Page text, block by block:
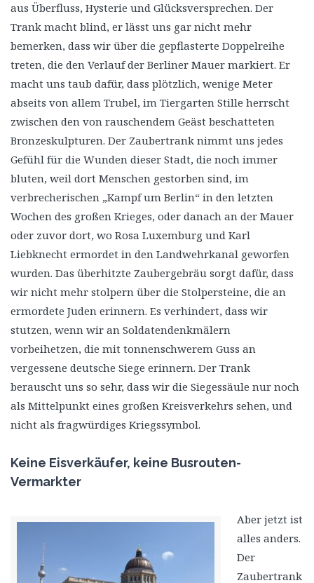
aus Überfluss, Hysterie und Glücksversprechen. Der
Trank macht blind, er lässt uns gar nicht mehr
bemerken, dass wir über die gepflasterte Doppelreihe
treten, die den Verlauf der Berliner Mauer markiert. Er
macht uns taub dafür, dass plötzlich, wenige Meter
abseits von allem Trubel, im Tiergarten Stille herrscht
zwischen den von rauschendem Geäst beschatteten
Bronzeskulpturen. Der Zaubertrank nimmt uns jedes
Gefühl für die Wunden dieser Stadt, die noch immer
bluten, weil dort Menschen gestorben sind, im
verbrecherischen „Kampf um Berlin“ in den letzten
Wochen des großen Krieges, oder danach an der Mauer
oder zuvor dort, wo Rosa Luxemburg und Karl
Liebknecht ermordet in den Landwehrkanal geworfen
wurden. Das überhitzte Zaubergebräu sorgt dafür, dass
wir nicht mehr stolpern über die Stolpersteine, die an
ermordete Juden erinnern. Es verhindert, dass wir
stutzen, wenn wir an Soldatendenkmälern
vorbeihetzen, die mit tonnenschwerem Guss an
vergessene deutsche Siege erinnern. Der Trank
berauscht uns so sehr, dass wir die Siegessäule nur noch
als Mittelpunkt eines großen Kreisverkehrs sehen, und
nicht als fragwürdiges Kriegssymbol.
Keine Eisverkäufer, keine Busrouten-
Vermarkter
Aber jetzt ist
alles anders.
Der
Zaubertrank